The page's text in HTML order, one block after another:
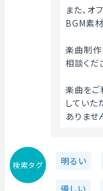
また、オ
BGM素
楽曲制作
相談くだ
楽曲を
していた
ありませ
検索タグ 明るい
優しい